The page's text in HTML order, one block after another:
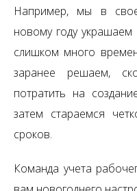
Например, мы в
новому году
слишком много
заранее решаем,
потратить на
затем стараемся
сроков.
Команда учета